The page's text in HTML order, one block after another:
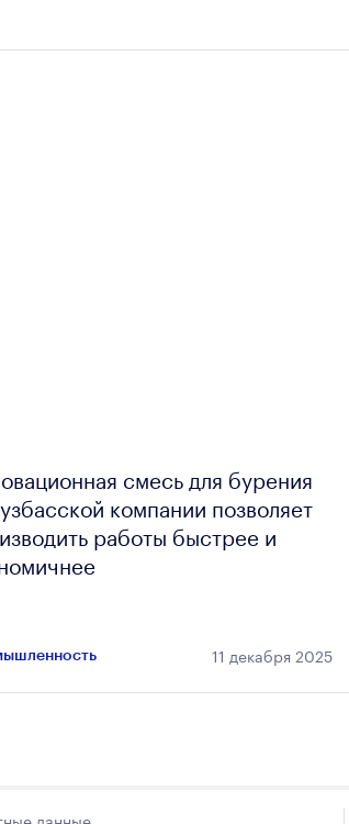
смесь для бурения
компании позволяет
работы быстрее и
11 декабря 2025